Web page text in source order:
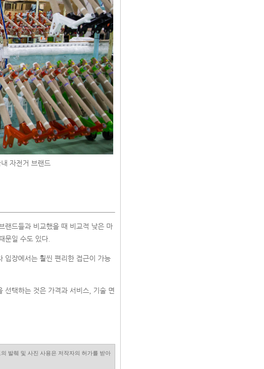
자전거 브랜드
랜드들과 비교했을 때 비교적 낮은 마
문일 수도 있다.
입장에서는 훨씬 편리한 접근이 가능
선택하는 것은 가격과 서비스, 기술 면
발췌 및 사진 사용은 저작자의 허가를 받아